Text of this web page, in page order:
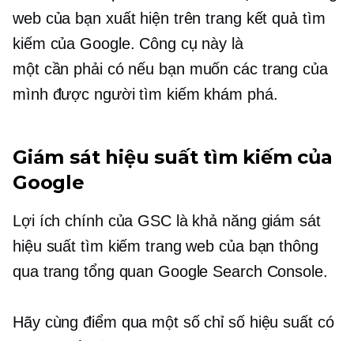
web của bạn xuất hiện trên trang kết quả tìm
kiếm của Google. Công cụ này là
một cần phải cónếu bạn muốn các trang của
mình được người tìm kiếm khám phá.
Giám sát hiệu suất tìm kiếm của
Google
Lợi ích chính của GSC là khả năng giám sát
hiệu suất tìm kiếm trang web của bạn thông
qua trang tổng quan Google Search Console.
Hãy cùng điểm qua một số chỉ số hiệu suất có